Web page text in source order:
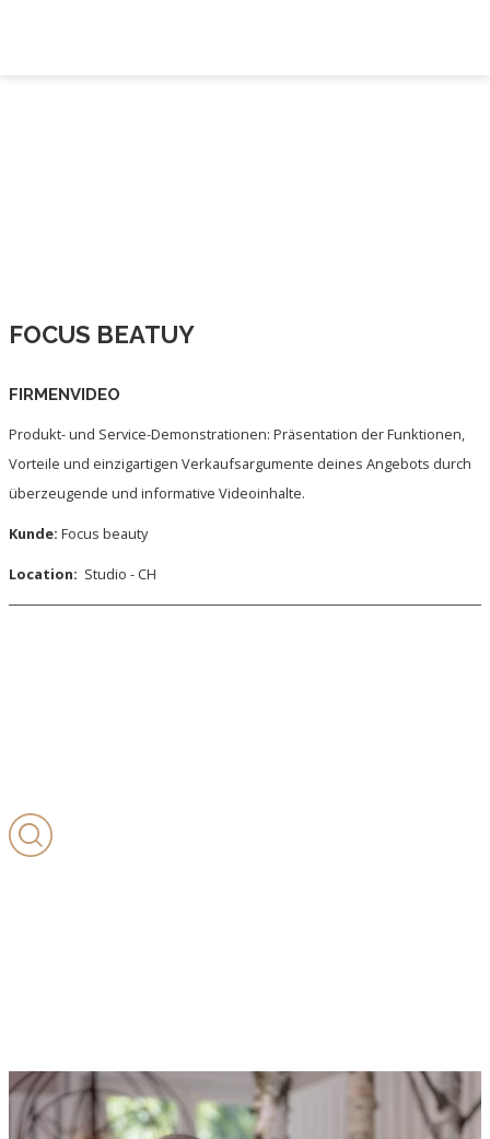
FOCUS BEATUY
FIRMENVIDEO
Produkt- und Service-Demonstrationen: Präsentation der Funktionen,
Vorteile und einzigartigen Verkaufsargumente deines Angebots durch
überzeugende und informative Videoinhalte.
Kunde: Focus beauty
Location: Studio - CH